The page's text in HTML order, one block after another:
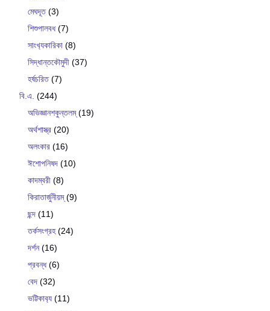
মেঘদূত(3)
শিশুপালবধ(7)
সাংখ‍্যকারিকা (8)
সিদ্ধান্তকৌমুদী (37)
হর্ষচরিত(7)
বি.এ. (244)
অভিজ্ঞানশকুন্তলম্(19)
অর্থশাস্ত্র (20)
অলংকার (16)
ঈশোপনিষদ (10)
কাদম্বরী (8)
কিরাতার্জুনীয়ম্(9)
ছন্দ (11)
তর্কসংগ্রহ(24)
দর্শন(16)
প্রবন্ধ(6)
বেদ (32)
ভট্টিকাব‍্য (11)